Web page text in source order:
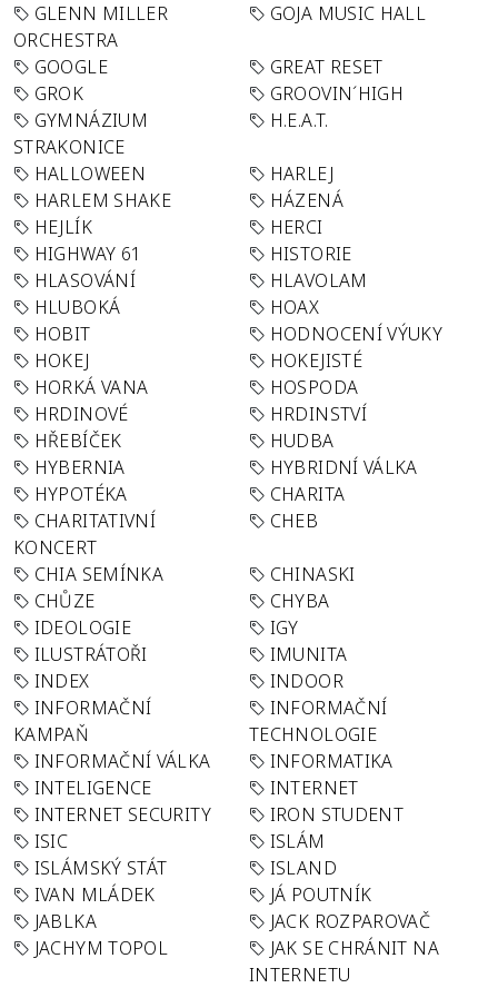
GLENN MILLER
ORCHESTRA
GOJA MUSIC HALL
GOOGLE
GREAT RESET
GROK
GROOVIN´HIGH
GYMNÁZIUM
STRAKONICE
H.E.A.T.
HALLOWEEN
HARLEJ
HARLEM SHAKE
HÁZENÁ
HEJLÍK
HERCI
HIGHWAY 61
HISTORIE
HLASOVÁNÍ
HLAVOLAM
HLUBOKÁ
HOAX
HOBIT
HODNOCENÍ VÝUKY
HOKEJ
HOKEJISTÉ
HORKÁ VANA
HOSPODA
HRDINOVÉ
HRDINSTVÍ
HŘEBÍČEK
HUDBA
HYBERNIA
HYBRIDNÍ VÁLKA
HYPOTÉKA
CHARITA
CHARITATIVNÍ
KONCERT
CHEB
CHIA SEMÍNKA
CHINASKI
CHŮZE
CHYBA
IDEOLOGIE
IGY
ILUSTRÁTOŘI
IMUNITA
INDEX
INDOOR
INFORMAČNÍ
KAMPAŇ
INFORMAČNÍ
TECHNOLOGIE
INFORMAČNÍ VÁLKA
INFORMATIKA
INTELIGENCE
INTERNET
INTERNET SECURITY
IRON STUDENT
ISIC
ISLÁM
ISLÁMSKÝ STÁT
ISLAND
IVAN MLÁDEK
JÁ POUTNÍK
JABLKA
JACK ROZPAROVAČ
JACHYM TOPOL
JAK SE CHRÁNIT NA
INTERNETU